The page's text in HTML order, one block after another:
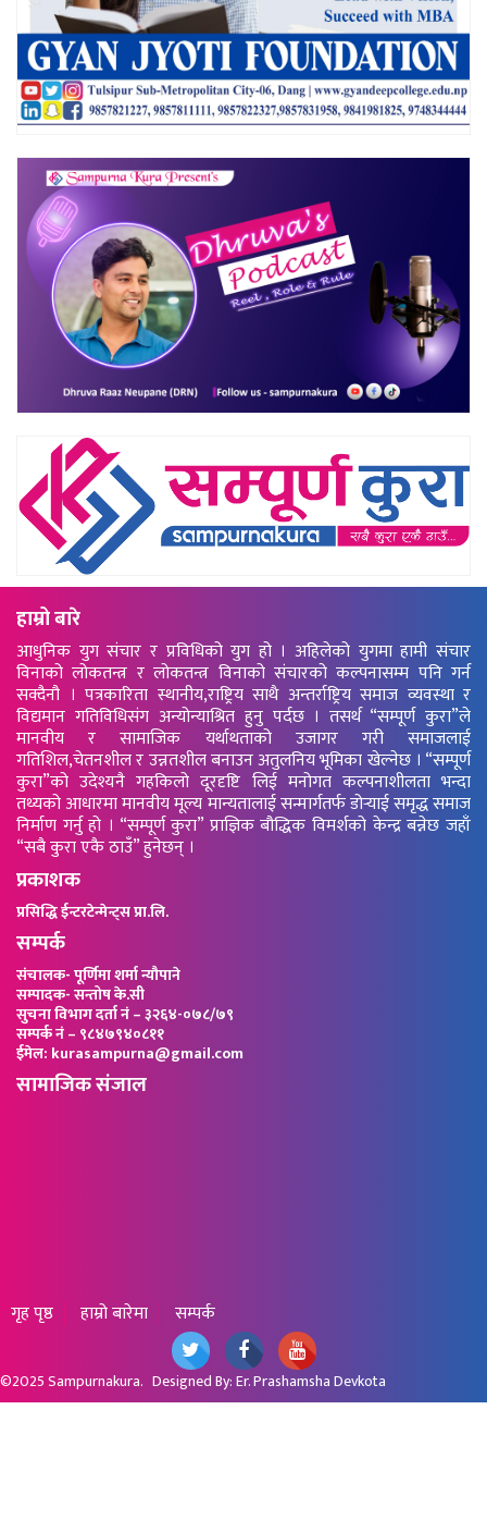
हाम्रो बारे
आधुनिक युग संचार र प्रविधिको युग हो । अहिलेको युगमा हामी संचार
विनाको लोकतन्त्र र लोकतन्त्र विनाको संचारको कल्पनासम्म पनि गर्न
सक्दैनौ । पत्रकारिता स्थानीय,राष्ट्रिय साथै अन्तर्राष्ट्रिय समाज व्यवस्था र
विद्यमान गतिविधिसंग अन्योन्याश्रित हुनु पर्दछ । तसर्थ “सम्पूर्ण कुरा”ले
मानवीय र सामाजिक यर्थाथताको उजागर गरी समाजलाई
गतिशिल,चेतनशील र उन्नतशील बनाउन अतुलनिय भूमिका खेल्नेछ । “सम्पूर्ण
कुरा”को उदेश्यनै गहकिलो दूरदृष्टि लिई मनोगत कल्पनाशीलता भन्दा
तथ्यको आधारमा मानवीय मूल्य मान्यतालाई सन्मार्गतर्फ डोर्‍याई समृद्ध समाज
निर्माण गर्नु हो । “सम्पूर्ण कुरा” प्राज्ञिक बौद्धिक विमर्शको केन्द्र बन्नेछ जहाँ
“सबै कुरा एकै ठाउँ” हुनेछन् ।
प्रकाशक
प्रसिद्धि ईन्टरटेन्मेन्ट्स प्रा.लि.
सम्पर्क
संचालक- पूर्णिमा शर्मा न्यौपाने
सम्पादक- सन्तोष के.सी
सुचना विभाग दर्ता नं – ३२६४-०७८/७९
सम्पर्क नं – ९८४७९४०८११
ईमेल: kurasampurna@gmail.com
सामाजिक संजाल
गृह पृष्ठ हाम्रो बारेमा सम्पर्क
©2025Sampurnakura. Designed By:Er. Prashamsha Devkota